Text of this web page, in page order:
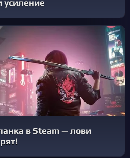
усиление
в Steam — лови